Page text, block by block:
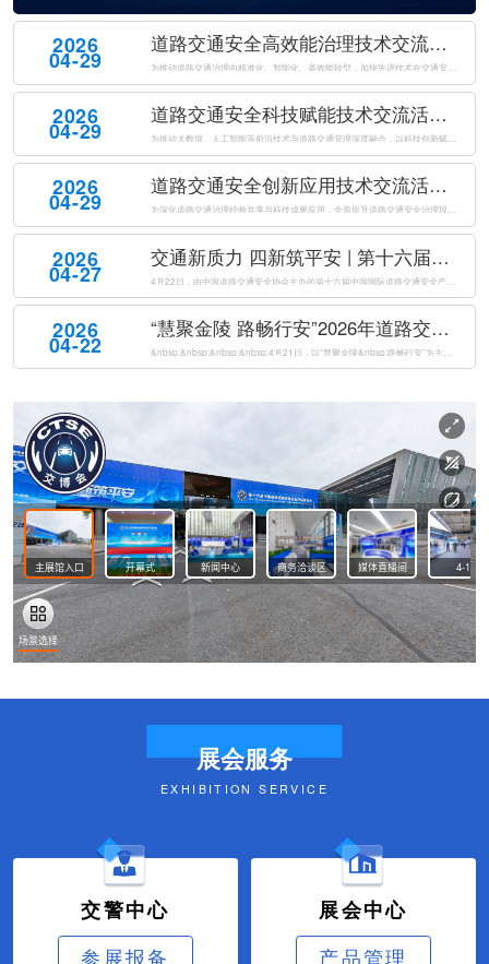
家单位参展，集中展示了近4000件展品，涵盖智能网联、车路协同、数字孪
生、交通违...
2026
04-29
道路交通安全高效能治理技术交流活动成功举办
2026
04-29
道路交通安全科技赋能技术交流活动成功举办
2026
04-29
道路交通安全创新应用技术交流活动成功举办
为深化道路交通治理经验共享与科技成果应用，全面提升道路交通安全治理现代化水平，2026年4月21日下午，由公安部道路交通安全研究中心、中国道路交通安全协会共同主办的道路交通安全创新应用技术交流活动在南京国际博览会议中心成功举办。来自全国公安交通管理部门、科研院所、高等院校及科技企业的代表，共同聚焦道...
2026
04-27
交通新质力 四新筑平安 | 第十六届中国国际道路交通安全产品博览会盛大开幕
2026
04-22
“慧聚金陵 路畅行安”2026年道路交通安全创新与合作大会在南京成功举办
展会服务
EXHIBITION SERVICE
交警中心
参展报备
展会中心
产品管理